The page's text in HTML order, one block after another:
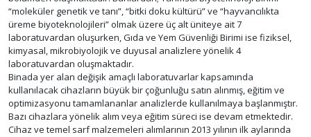
“moleküler genetik ve tanı”, “bitki doku kültürü” ve “hayvancılıkta
üreme biyoteknolojileri” olmak üzere üç alt üniteye ait 7
laboratuvardan oluşurken, Gıda ve Yem Güvenliği Birimi ise fiziksel,
kimyasal, mikrobiyolojik ve duyusal analizlere yönelik 4
laboratuvardan oluşmaktadır.
Binada yer alan değişik amaçlı laboratuvarlar kapsamında
kullanılacak cihazların büyük bir çoğunluğu satın alınmış, eğitim ve
optimizasyonu tamamlananlar analizlerde kullanılmaya başlanmıştır.
Bazı cihazlara yönelik alım veya eğitim süreci ise devam etmektedir.
Cihaz ve temel sarf malzemeleri alımlarının 2013 yılının ilk aylarında